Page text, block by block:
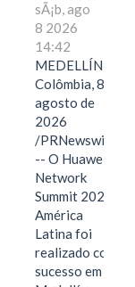
sÃ¡b, ago
8 2026
14:42
MEDELLÍN,
Colômbia, 8 de
agosto de
2026
/PRNewswire/
-- O Huawei
Network
Summit 2026
América
Latina foi
realizado com
sucesso em